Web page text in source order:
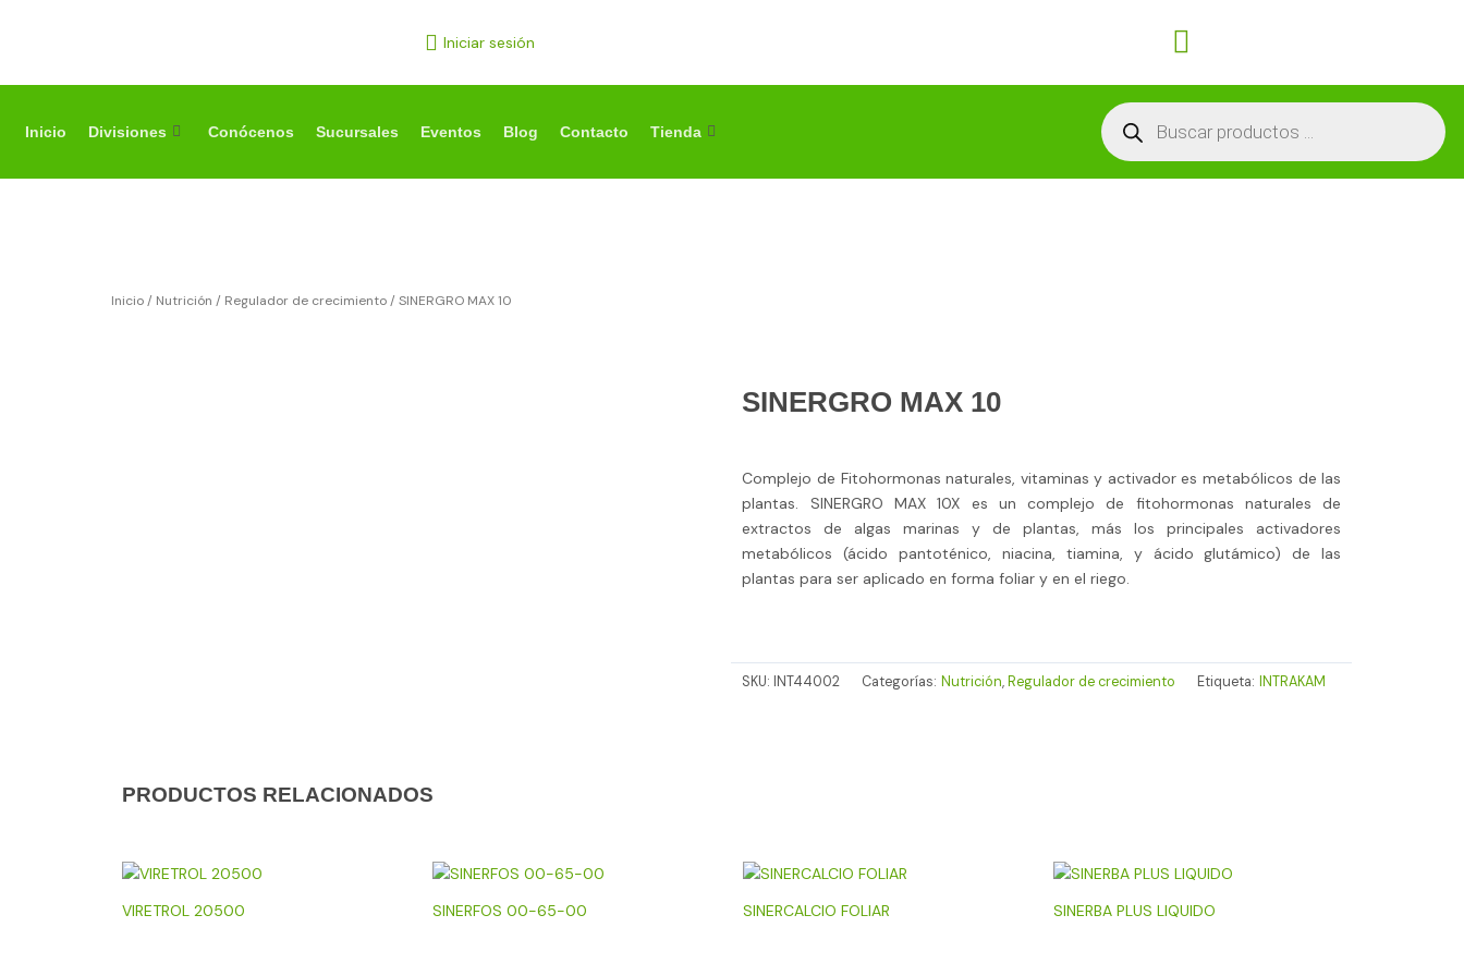
Iniciar sesión Carrito
Inicio Divisiones Conócenos Sucursales Eventos Blog Contacto Tienda
Búsqueda
de
productos
Inicio/ Nutrición / Regulador de crecimiento/ SINERGRO MAX 10
SINERGRO MAX 10
Complejo de Fitohormonas naturales, vitaminas y activador es metabólicos de las
plantas. SINERGRO MAX 10X es un complejo de fitohormonas naturales de
extractos de algas marinas y de plantas, más los principales activadores
metabólicos (ácido pantoténico, niacina, tiamina, y ácido glutámico) de las
plantas para ser aplicado en forma foliar y en el riego.
SKU: INT44002 Categorías: Nutrición, Regulador de crecimiento Etiqueta: INTRAKAM
PRODUCTOS RELACIONADOS
VIRETROL 20500 SINERFOS 00-65-00 SINERCALCIO FOLIAR SINERBA PLUS LIQUIDO